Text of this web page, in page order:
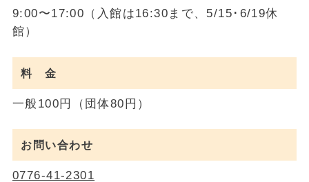
9:00〜17:00（入館は16:30まで、5/15･6/19休
館）
料 金
一般100円（団体80円）
お問い合わせ
0776-41-2301